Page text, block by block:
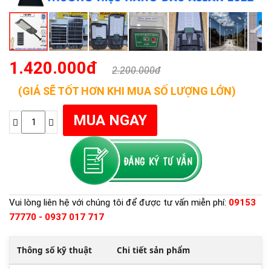
1.420.000đ 2.200.000đ
(GIÁ SẼ TỐT HƠN KHI MUA SỐ LƯỢNG LỚN)
Vui lòng liên hệ với chúng tôi để được tư vấn miễn phí: 09153
77770 - 0937 017 717
Thông số kỹ thuật Chi tiết sản phẩm